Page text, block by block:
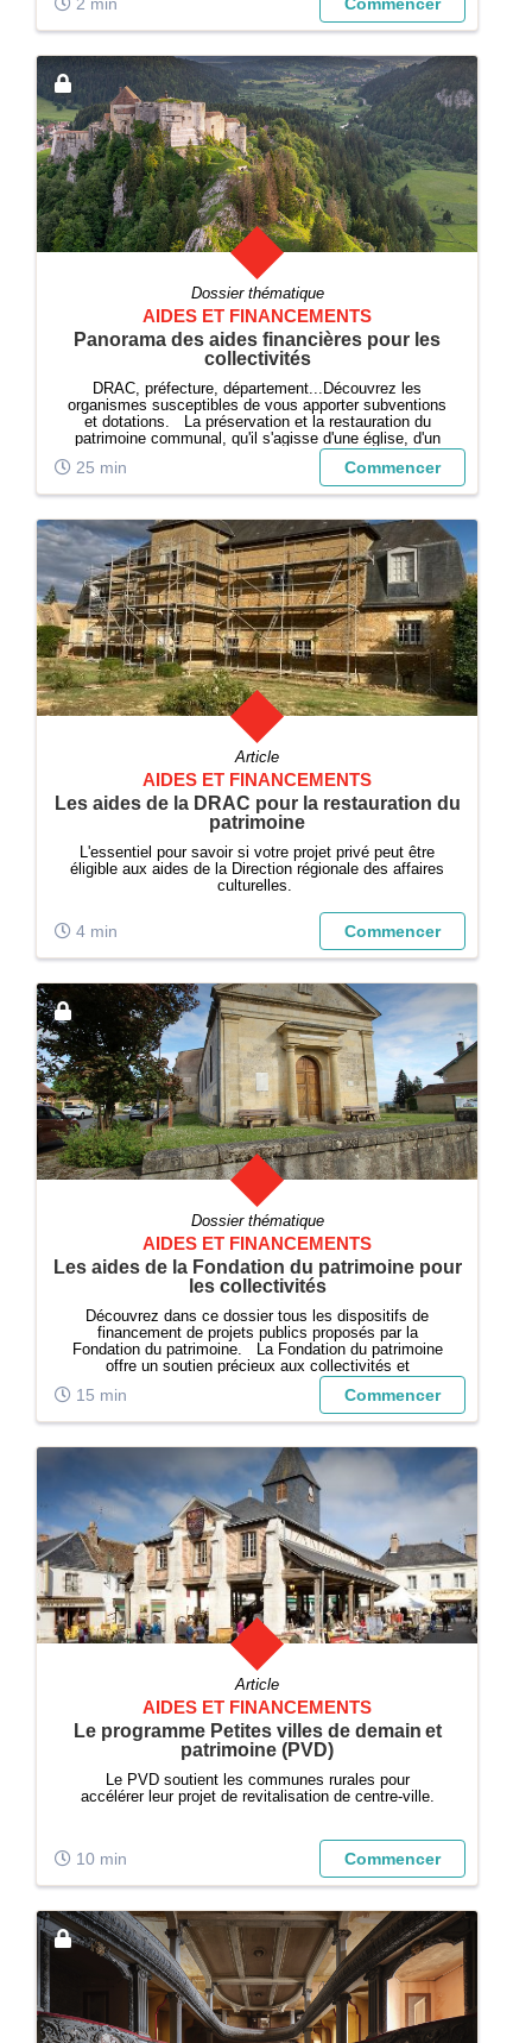
Dossier thématique
AIDES ET FINANCEMENTS
Panorama des aides financières pour les
collectivités
DRAC, préfecture, département...Découvrez les
organismes susceptibles de vous apporter subventions
et dotations. La préservation et la restauration du
patrimoine communal, qu'il s'agisse d'une église, d'un
monument ou d'un bâtiment ancien, sont des enjeux
majeurs pour les collectivités local...
25 min Commencer
Article
AIDES ET FINANCEMENTS
Les aides de la DRAC pour la restauration du
patrimoine
L'essentiel pour savoir si votre projet privé peut être
éligible aux aides de la Direction régionale des affaires
culturelles.
4 min Commencer
Dossier thématique
AIDES ET FINANCEMENTS
Les aides de la Fondation du patrimoine pour
les collectivités
Découvrez dans ce dossier tous les dispositifs de
financement de projets publics proposés par la
Fondation du patrimoine. La Fondation du patrimoine
offre un soutien précieux aux collectivités et
associations engagées dans la sauvegarde et la
valorisation du patrimoine public local. Ce dos...
15 min Commencer
Article
AIDES ET FINANCEMENTS
Le programme Petites villes de demain et
patrimoine (PVD)
Le PVD soutient les communes rurales pour
accélérer leur projet de revitalisation de centre-ville.
10 min Commencer